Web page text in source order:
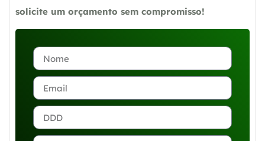
solicite um orçamento sem compromisso!